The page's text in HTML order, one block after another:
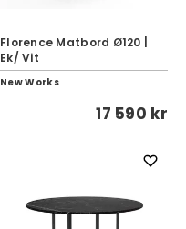
Florence Matbord Ø120 |
Ek/ Vit
New Works
17 590 kr